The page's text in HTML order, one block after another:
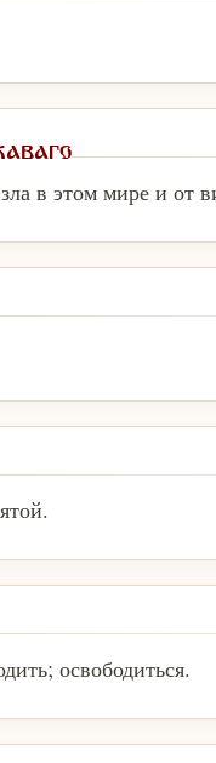
зла в этом мире и от
освободиться.